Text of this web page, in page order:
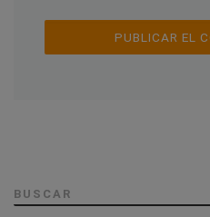
BUSCAR